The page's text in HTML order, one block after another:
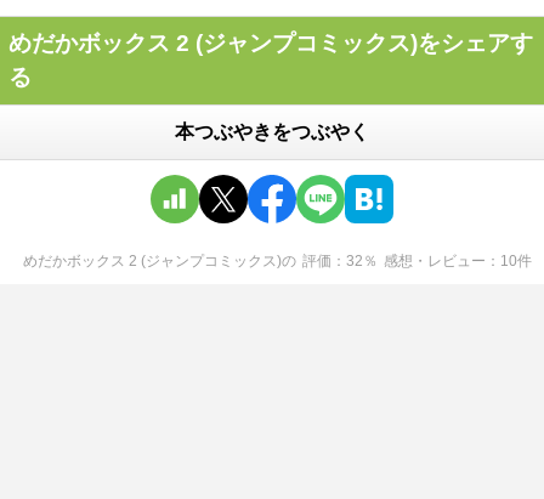
めだかボックス 2 (ジャンプコミックス)をシェアす
る
本つぶやきをつぶやく
めだかボックス 2 (ジャンプコミックス)の 評価 32 ％ 感想・レビュー 10件